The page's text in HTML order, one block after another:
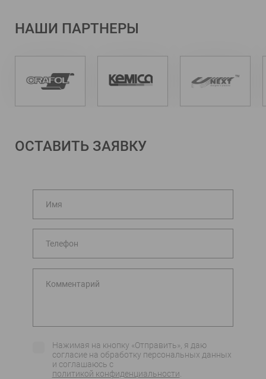
НАШИ ПАРТНЕРЫ
ОСТАВИТЬ ЗАЯВКУ
Комментарий
Нажимая на кнопку «Отправить», я даю
согласие на обработку персональных данных
и соглашаюсь c
политикой конфиденциальности